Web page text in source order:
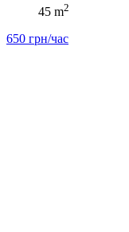
45 m2
650 грн/час